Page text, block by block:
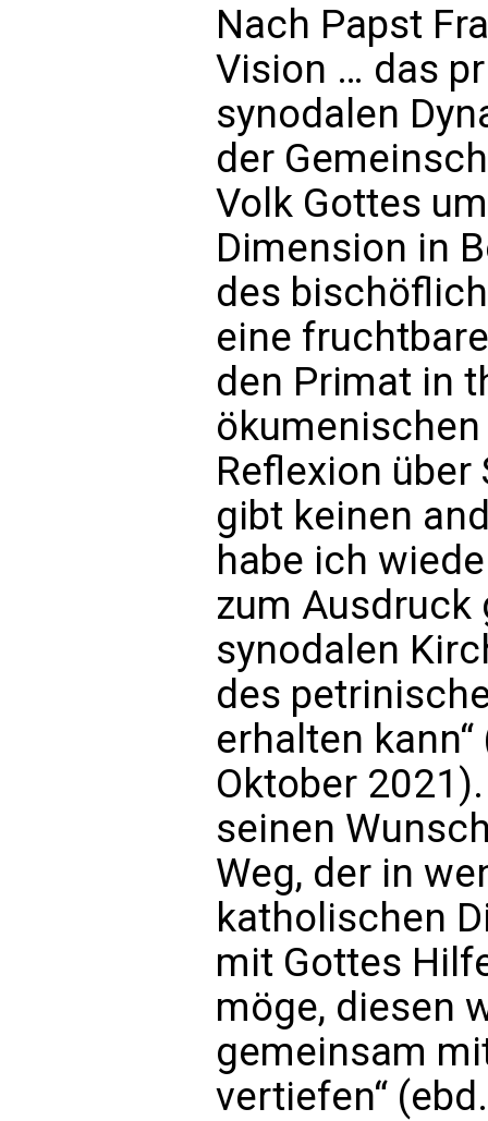
Nach Papst
Vision … das
synodalen
der
Volk Gottes
Dimension in
des
eine
den Primat in
Reflexion über
gibt keinen
habe ich
zum Ausdruck
synodalen
des
erhalten
Oktober
seinen
Weg, der in
katholischen
mit Gottes
möge, diesen
gemeinsam
vertiefen“